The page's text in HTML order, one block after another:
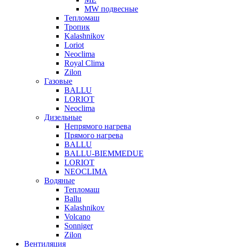
MW подвесные
Тепломаш
Тропик
Kalashnikov
Loriot
Neoclima
Royal Clima
Zilon
Газовые
BALLU
LORIOT
Neoclima
Дизельные
Непрямого нагрева
Прямого нагрева
BALLU
BALLU-BIEMMEDUE
LORIOT
NEOCLIMA
Водяные
Тепломаш
Ballu
Kalashnikov
Volcano
Sonniger
Zilon
Вентиляция